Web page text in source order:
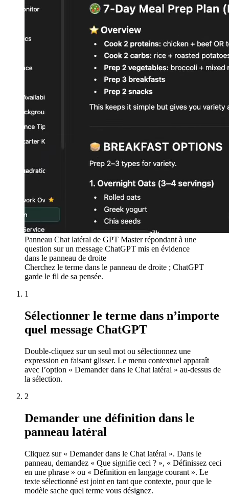
Panneau Chat latéral de GPT Master répondant à une
question sur un message ChatGPT mis en évidence
dans le panneau de droite
Cherchez le terme dans le panneau de droite ; ChatGPT
garde le fil de sa pensée.
1
Sélectionner le terme dans n’importe
quel message ChatGPT
Double-cliquez sur un seul mot ou sélectionnez une
expression en faisant glisser. Le menu contextuel apparaît
avec l’option « Demander dans le Chat latéral » au-dessus de
la sélection.
2
Demander une définition dans le
panneau latéral
Cliquez sur « Demander dans le Chat latéral ». Dans le
panneau, demandez « Que signifie ceci ? », « Définissez ceci
en une phrase » ou « Définition en langage courant ». Le
texte sélectionné est joint en tant que contexte, pour que le
modèle sache quel terme vous désignez.